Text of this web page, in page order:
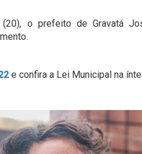
(20), o prefeito de Gravatá
e confira a Lei Municipal na